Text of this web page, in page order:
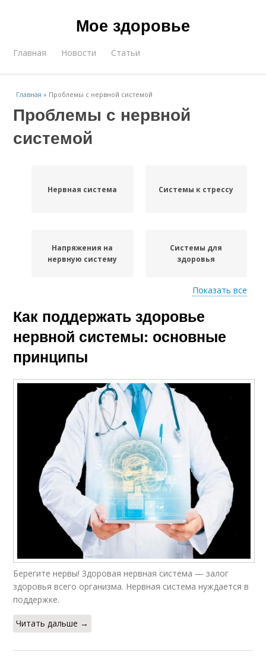
Мое здоровье
Главная Новости Статьи
Главная » Проблемы с нервной системой
Проблемы с нервной
системой
Нервная система Системы к стрессу
Напряжения на
нервную систему
Системы для
здоровья
Система в тонусе Люди с проблемами
нервной системы
Показать все
Как поддержать здоровье
нервной системы: основные
принципы
Берегите нервы! Здоровая нервная система — залог
здоровья всего организма. Нервная система нуждается в
поддержке.
Читать дальше →